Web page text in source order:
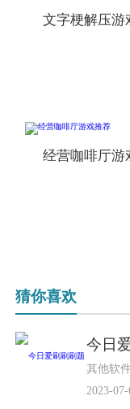
文字梗解压游
经营咖啡厅游
猜你喜欢
今日
其他软
2023-